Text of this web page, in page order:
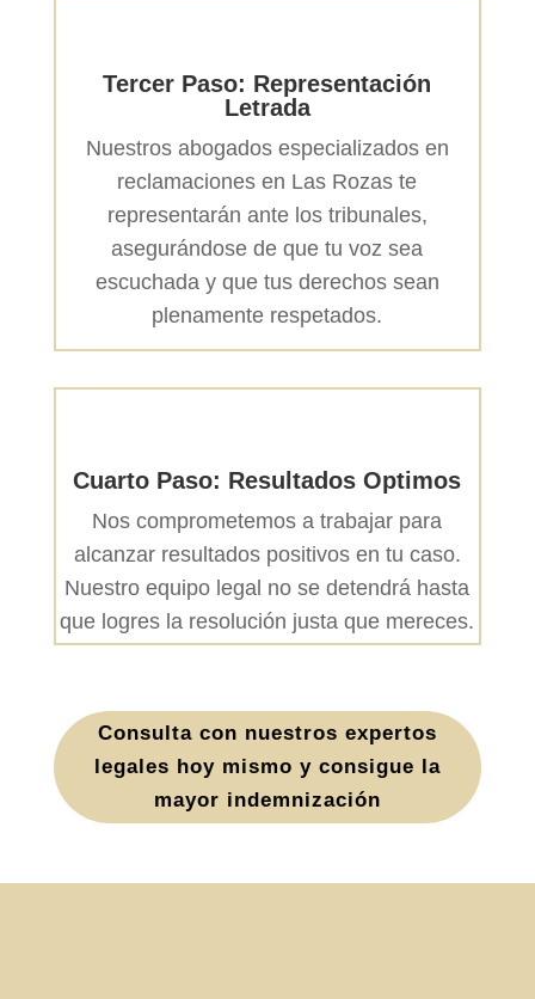
Tercer Paso: Representación
Letrada
Nuestros abogados especializados en
reclamaciones en Las Rozas te
representarán ante los tribunales,
asegurándose de que tu voz sea
escuchada y que tus derechos sean
plenamente respetados.
Cuarto Paso: Resultados Optimos
Nos comprometemos a trabajar para
alcanzar resultados positivos en tu caso.
Nuestro equipo legal no se detendrá hasta
que logres la resolución justa que mereces.
Consulta con nuestros expertos
legales hoy mismo y consigue la
mayor indemnización